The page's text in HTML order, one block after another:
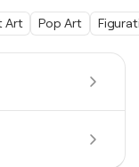
Art Pop Art